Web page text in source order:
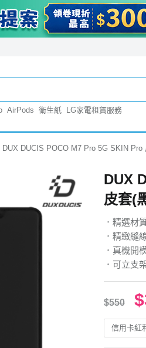
AirPods 衛生紙 LG家電租賃服務
DUX DUCIS POCO M7 Pro 5G SKIN Pro
DUX
皮套(
．精選材
．精緻縫
．真機開
．可立支
$550
信用卡紅